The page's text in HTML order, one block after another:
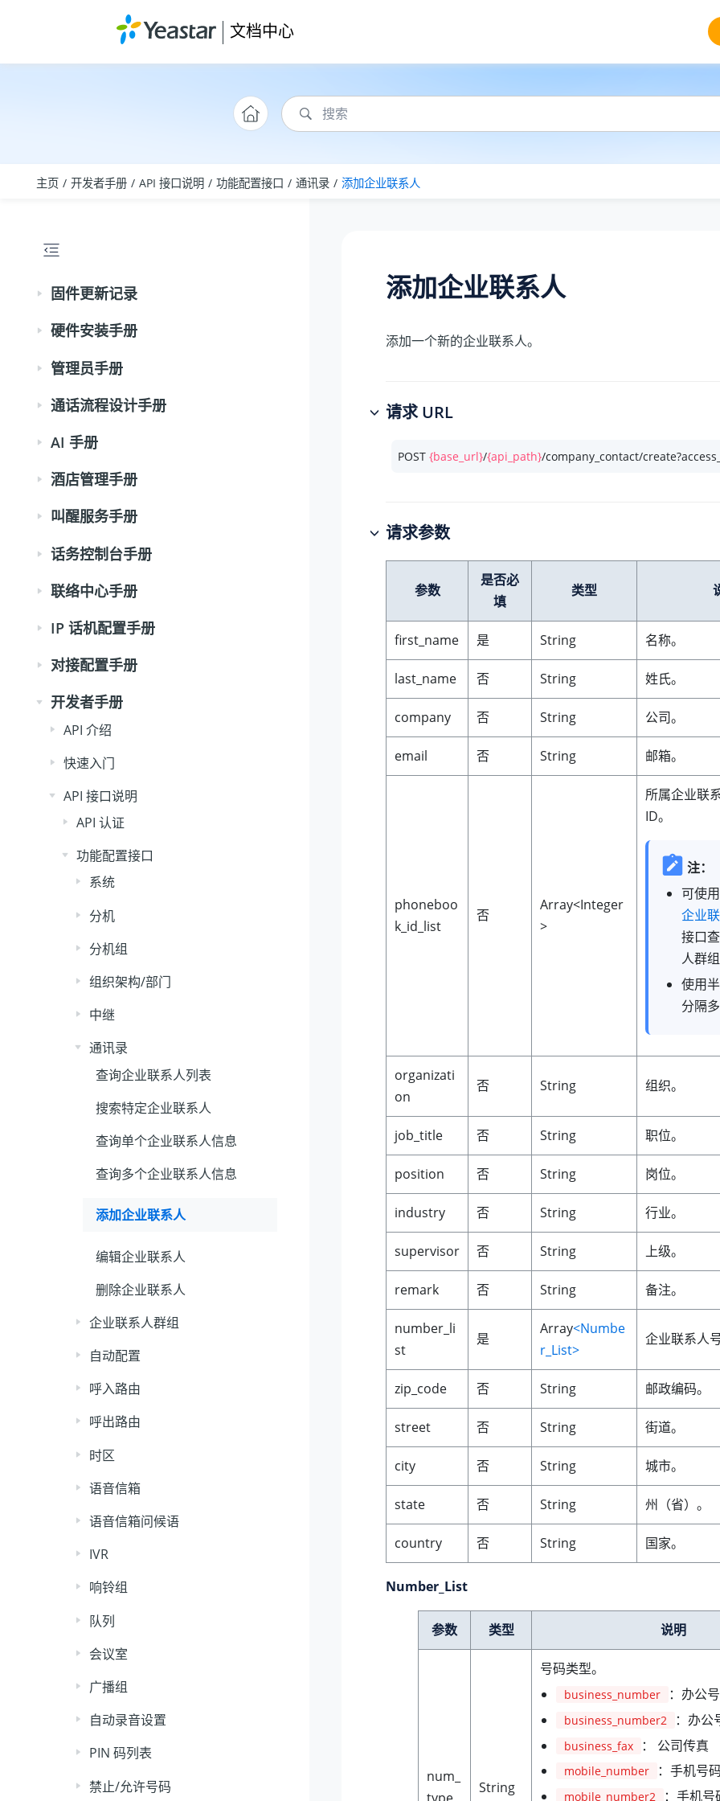
文档中心
主页 开发者手册 API 接口说明 功能配置接口 通讯录 添加企业联系人
固件更新记录
硬件安装手册
管理员手册
通话流程设计手册
AI 手册
酒店管理手册
叫醒服务手册
话务控制台手册
联络中心手册
IP 话机配置手册
对接配置手册
开发者手册
API 介绍
快速入门
API 接口说明
API 认证
功能配置接口
系统
分机
分机组
组织架构/部门
中继
通讯录
查询企业联系人列表
搜索特定企业联系人
查询单个企业联系人信息
查询多个企业联系人信息
添加企业联系人
编辑企业联系人
删除企业联系人
企业联系人群组
自动配置
呼入路由
呼出路由
时区
语音信箱
语音信箱问候语
IVR
响铃组
队列
会议室
广播组
自动录音设置
PIN 码列表
禁止/允许号码
添加企业联系人
添加一个新的企业联系人。
请求 URL
POST {base_url}/{api_path}/company_contact/
请求参数
参数
是否必
填
类型
first_name 是 String 名称。
last_name 否 String 姓氏。
company 否 String 公司。
email 否 String 邮箱。
phoneboo
k_id_list
否
Array<Integer
>
所属企业联
ID。
注：
可使用
企业
接口
人群组
使用
分隔多
organizati
on
否 String 组织。
job_title 否 String 职位。
position 否 String 岗位。
industry 否 String 行业。
supervisor 否 String 上级。
remark 否 String 备注。
number_li
st
是
Array<Numbe
r_List>
企业联系人
zip_code 否 String 邮政编码。
street 否 String 街道。
city 否 String 城市。
state 否 String 州（省）。
country 否 String 国家。
Number_List
参数 类型 说明
num_
String
号码类型。
business_number ：办公
business_number2 ：办公
business_fax ： 公司传真
mobile_number ：手机号码
mobile_number2 ：手机号